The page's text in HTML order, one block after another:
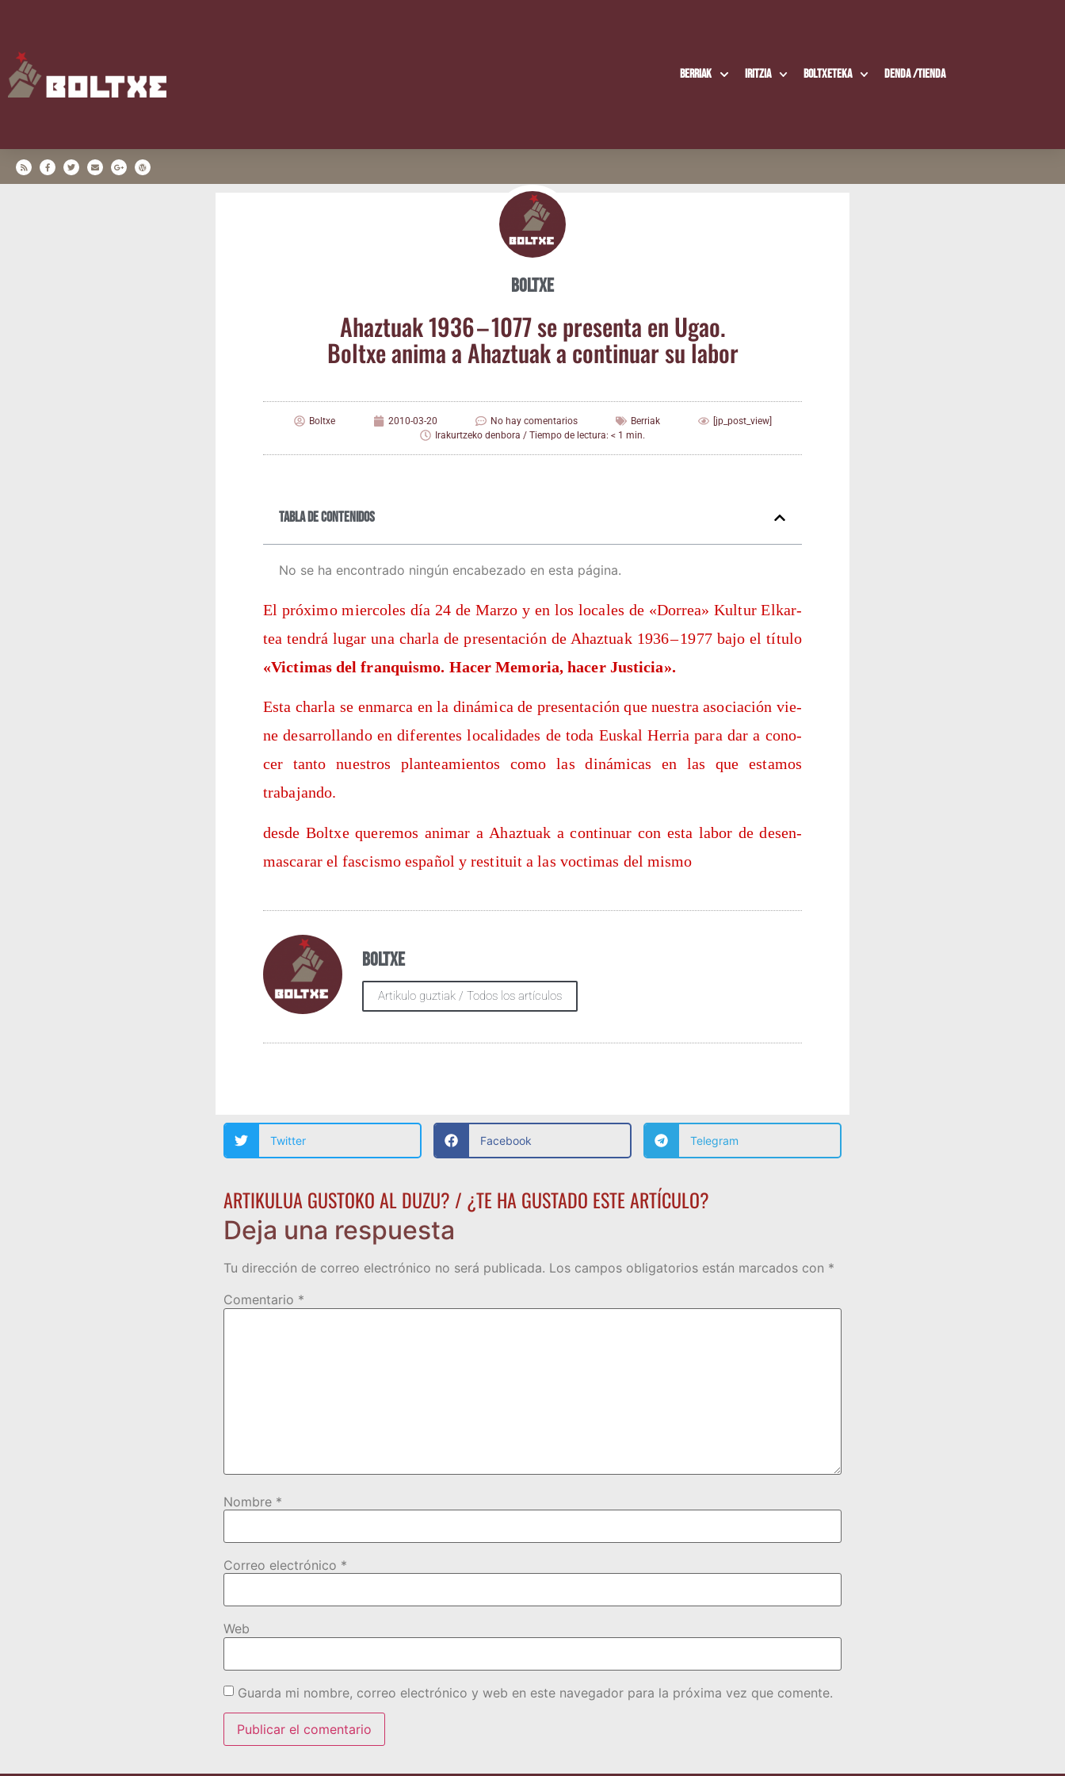
Berriak Iritzia Boltxe­te­ka Den­da /​Tien­da
Boltxe
Ahaz­tuak 1936 – 1077 se pre­sen­ta en Ugao.
Boltxe ani­ma a Ahaz­tuak a con­ti­nuar su labor
Boltxe 2010-03-20 No hay comentarios Berriak
[jp_post_view]
Irakurtzeko denbora / Tiempo de lectura: < 1 min.
Tabla de contenidos
No se ha encontrado ningún encabezado en esta página.
El pró­xi­mo mier­co­les día 24 de Mar­zo y en los loca­les de «Dorrea» Kul­tur Elkar­
tea ten­drá lugar una char­la de pre­sen­ta­ción de Ahaz­tuak 1936 – 1977 bajo el títu­lo
«Vic­ti­mas del fran­quis­mo. Hacer Memo­ria, hacer Justicia».
Esta char­la se enmar­ca en la diná­mi­ca de pre­sen­ta­ción que nues­tra aso­cia­ción vie­
ne desa­rro­llan­do en dife­ren­tes loca­li­da­des de toda Eus­kal Herria para dar a cono­
cer tan­to nues­tros plan­tea­mien­tos como las diná­mi­cas en las que esta­mos
trabajando.
des­de Boltxe que­re­mos ani­mar a Ahaz­tuak a con­ti­nuar con esta labor de des­en­
mas­ca­rar el fas­cis­mo espa­ñol y res­ti­tuit a las voc­ti­mas del mismo
Boltxe
Artikulo guztiak / Todos los artículos
Twitter Facebook Telegram
ARTIKULUA GUSTOKO AL DUZU? / ¿TE HA GUSTADO ESTE ARTÍCULO?
Deja una respuesta
Tu dirección de correo electrónico no será publicada. Los campos obligatorios están marcados con *
Comentario *
Nombre *
Correo electrónico *
Web
Guarda mi nombre, correo electrónico y web en este navegador para la próxima vez que comente.